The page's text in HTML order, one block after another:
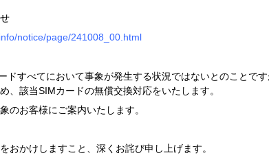
notice/page/241008_00.html
ドすべてにおいて事象が発生する状況ではないとのことで
、該当SIMカードの無償交換対応をいたします。
のお客様にご案内いたします。
おかけしますこと、深くお詫び申し上げます。